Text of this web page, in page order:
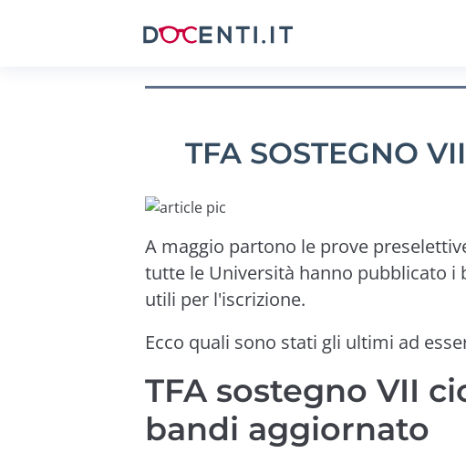
TFA SOSTEGNO
A maggio partono le prove
tutte le Università hanno pubblicato
utili per l'iscrizione.
Ecco quali sono stati gli ultimi ad
TFA sostegno VII
bandi aggiornato